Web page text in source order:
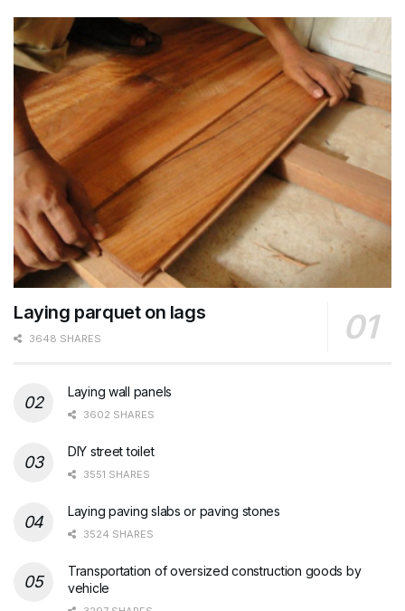
Laying parquet on lags
3648 SHARES
Laying wall panels
3602 SHARES
DIY street toilet
3551 SHARES
Laying paving slabs or paving stones
3524 SHARES
Transportation of oversized construction goods by
vehicle